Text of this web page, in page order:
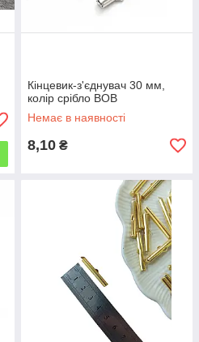
Кінцевик-з'єднувач 30 мм,
колір срібло ВОВ
Немає в наявності
8,10 ₴